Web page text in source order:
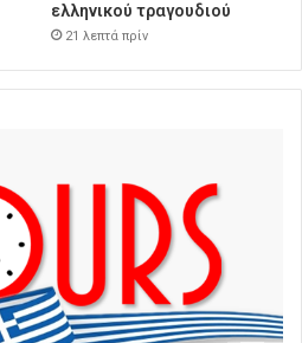
ελληνικού τραγουδιού
21 λεπτά πρίν